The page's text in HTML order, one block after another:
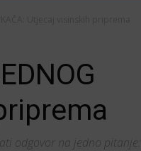
odgovor na jedno pitanje: